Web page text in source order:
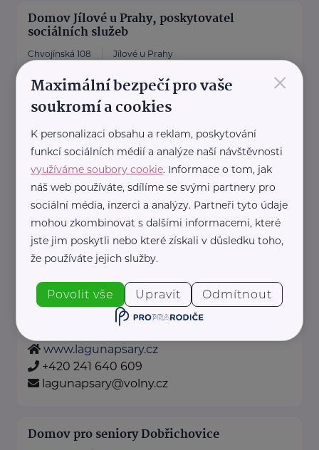
Domov Jílové u Prahy, poskytovatel
sociálních služeb
Chvojínská 108 Jílové u Prahy
www.domovjilove.cz
+420 241 950 481
domovjilove@domovjilove.cz
Domov Kytín, poskytovatel sociálních služeb
Kytín 2 Mníšek pod Brdy
http://www.ddkytin.cz
+420 311 363 901
ddkytin@ddkytin.cz
Domov Laguna Psáry, poskytovatel
sociálních služeb
Psáry
www.lagunapsary.cz
+420 241 640 609
lagunapsary@volny.cz
Domov pro seniory Dobřichovice
×
Maximální bezpečí pro vaše
soukromí a cookies
K personalizaci obsahu a reklam, poskytování
funkcí sociálních médií a analýze naší návštěvnosti
využíváme soubory cookie. Informace o tom, jak
náš web používáte, sdílíme se svými partnery pro
sociální média, inzerci a analýzy. Partneři tyto údaje
mohou zkombinovat s dalšími informacemi, které
jste jim poskytli nebo které získali v důsledku toho,
že používáte jejich služby.
Povolit vše Upravit Odmítnout